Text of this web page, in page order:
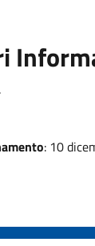
: 10